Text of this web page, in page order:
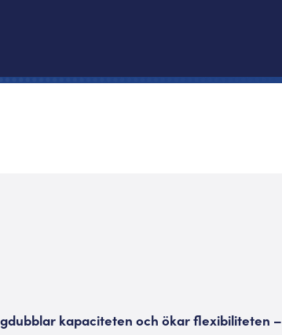
kapaciteten och ökar flexibiliteten –